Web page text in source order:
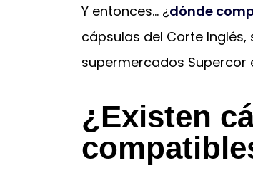
Y entonces… ¿dónde
cápsulas del Corte
supermercados Supercor
¿Existen